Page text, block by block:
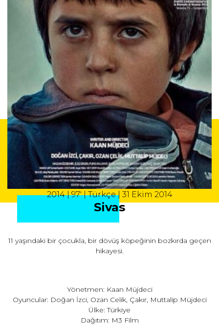
2014 | 97' | Türkçe | 31 Ekim 2014
Sivas
11 yaşındaki bir çocukla, bir dövüş köpeğinin bozkırda geçen
hikayesi.
Yönetmen: Kaan Müjdeci
Oyuncular: Doğan İzci, Ozan Celik, Çakır, Muttalip Müjdeci
Ülke: Türkiye
Dağıtım: M3 Film